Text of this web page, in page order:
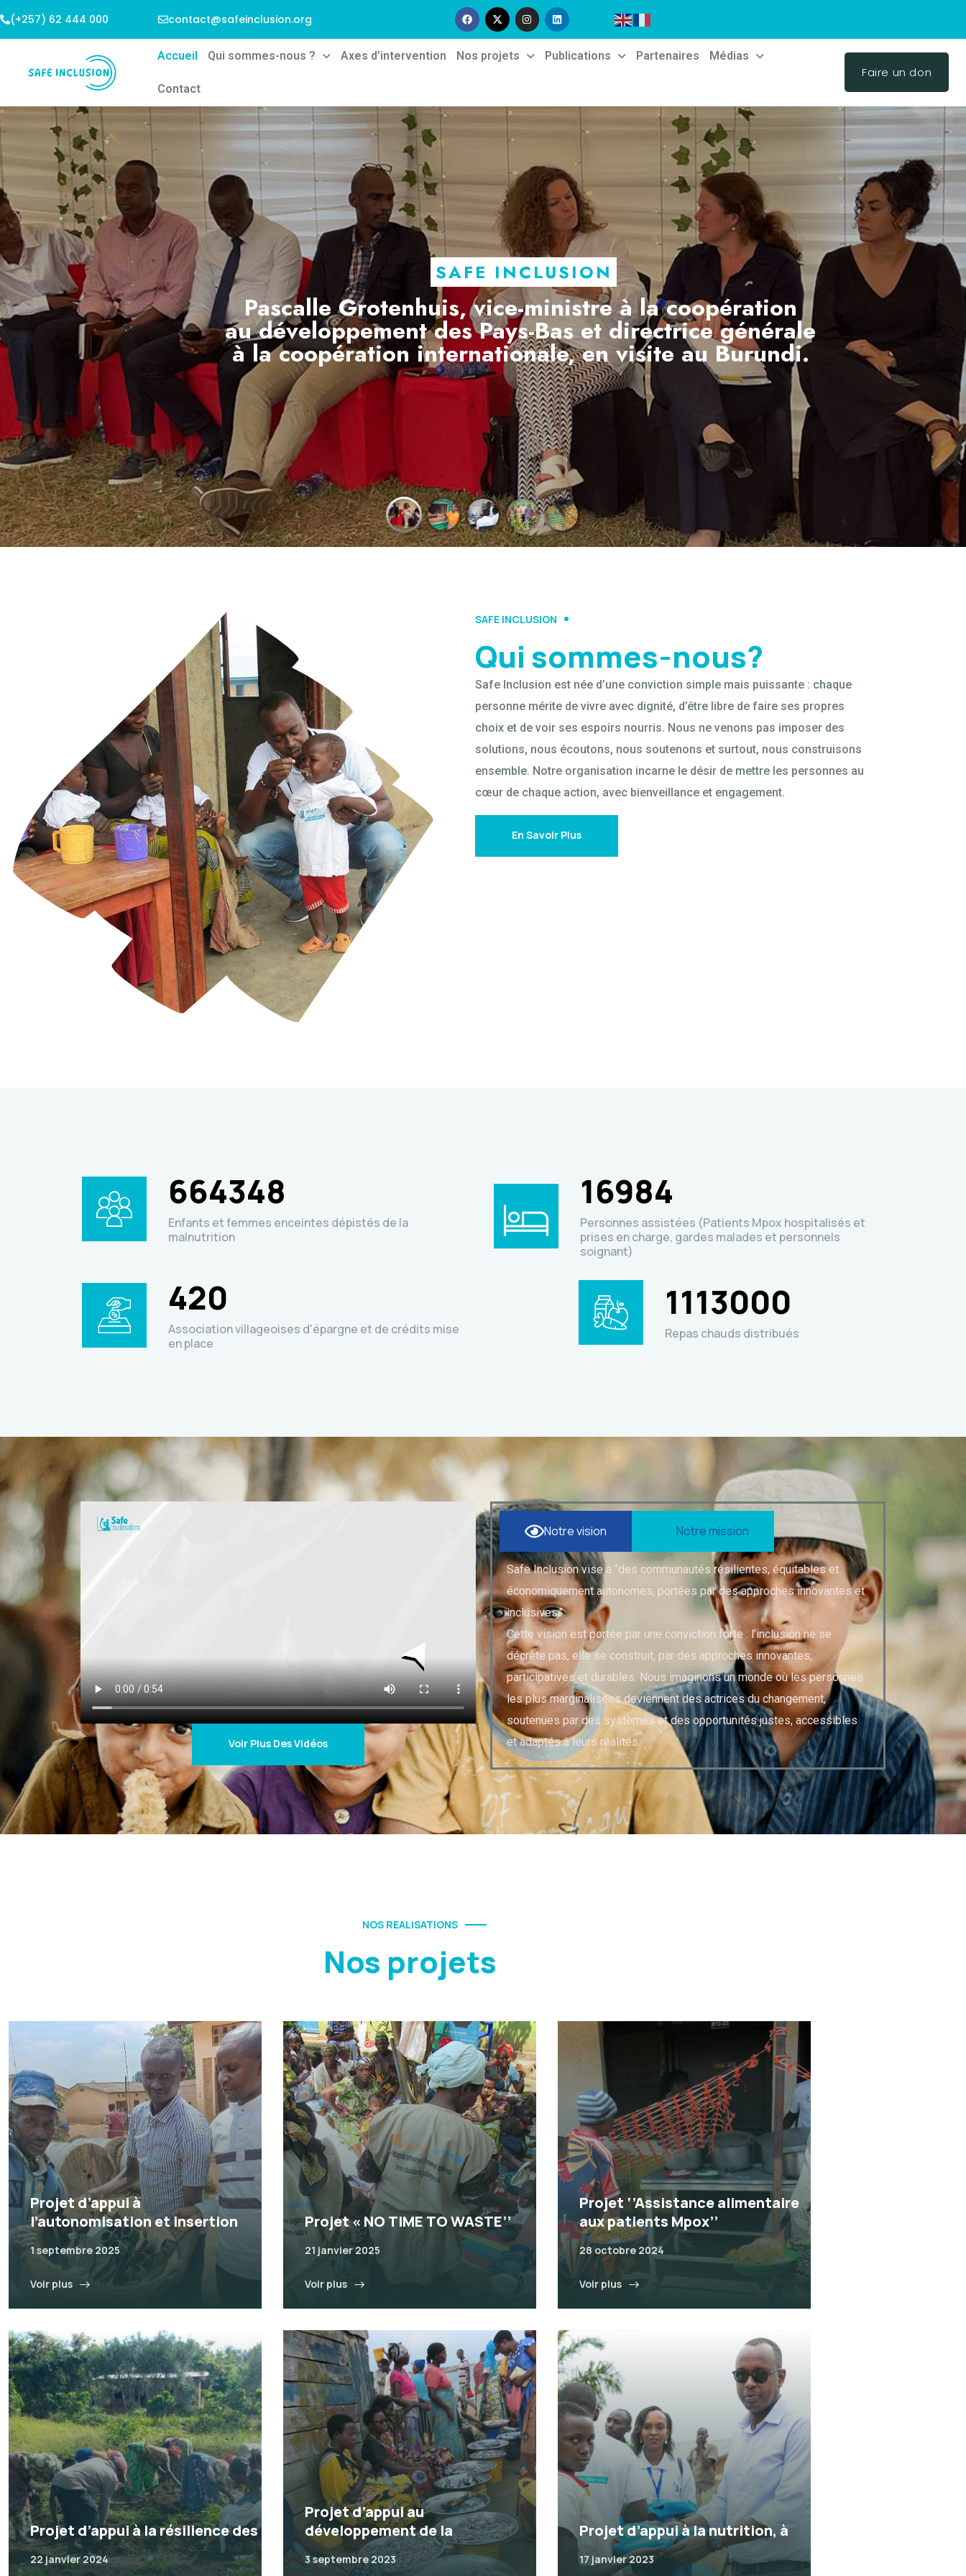
(+257) 62 444 000 contact@safeinclusion.org
Accueil Qui sommes-nous ? Axes d’intervention Nos projets Publications Partenaires Médias
Contact
Faire un don
SAFE INCLUSION
Bénéficiaire devant son poulailler
à Size (Makamba, Burunga)
EN SAVOIR PLUS
SAFE INCLUSION
Qui sommes-nous?
Safe Inclusion est née d’une conviction simple mais puissante : chaque
personne mérite de vivre avec dignité, d’être libre de faire ses propres
choix et de voir ses espoirs nourris. Nous ne venons pas imposer des
solutions, nous écoutons, nous soutenons et surtout, nous construisons
ensemble. Notre organisation incarne le désir de mettre les personnes au
cœur de chaque action, avec bienveillance et engagement.
En Savoir Plus
664348
Enfants et femmes enceintes dépistés de la
malnutrition
16984
Personnes assistées (Patients Mpox hospitalisés et
prises en charge, gardes malades et personnels
soignant)
420
Association villageoises d'épargne et de crédits mise
en place
1113000
Repas chauds distribués
Voir Plus Des Vidéos
Notre vision Notre mission
Safe Inclusion vise à ‘’des communautés résilientes, équitables et
économiquement autonomes, portées par des approches innovantes et
inclusives."
Cette vision est portée par une conviction forte : l’inclusion ne se
décrète pas, elle se construit, par des approches innovantes,
participatives et durables. Nous imaginons un monde où les personnes
les plus marginalisées deviennent des actrices du changement,
soutenues par des systèmes et des opportunités justes, accessibles
et adaptés à leurs réalités.
NOS REALISATIONS
Nos projets
Projet d’appui à
l’autonomisation et insertion
1 septembre 2025
Voir plus
Projet « NO TIME TO WASTE’’
21 janvier 2025
Voir plus
Projet ‘’Assistance alimentaire
aux patients Mpox’’
28 octobre 2024
Voir plus
Projet d’appui à la résilience des
22 janvier 2024
Projet d’appui au
développement de la
3 septembre 2023
Projet d’appui à la nutrition, à
17 janvier 2023